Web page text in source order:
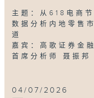
主题：从618电商节
数据分析内地零售市
道
嘉宾：高歌证券金融
首席分析师 聂振邦
04/07/2026